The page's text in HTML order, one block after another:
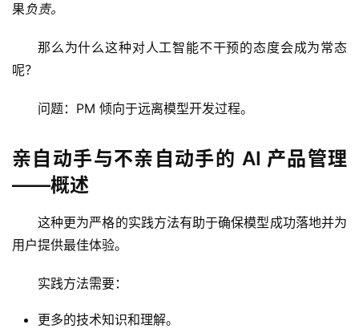
果 负责。
那么为什么这种对人工智能不干预的态度会成为常态
呢？
问题：PM 倾向于远离模型开发过程。
亲自动手与不亲自动手的 AI 产品管理
——概述
这种更为严格的实践方法有助于确保模型成功落地并为
用户提供最佳体验。
实践方法需要：
更多的技术知识和理解。